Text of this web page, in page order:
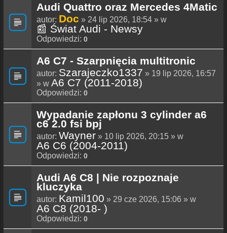
Audi Quattro oraz Mercedes 4Matic
autor: Doc » 24 lip 2026, 18:54 » w
📰 Świat Audi - Newsy
Odpowiedzi: 0
A6 C7 - Szarpnięcia multitronic
autor: Szarajeczko1337 » 19 lip 2026, 16:57
» w A6 C7 (2011-2018)
Odpowiedzi: 0
Wypadanie zapłonu 3 cylinder a6
c6 2.0 fsi bpj
autor: Wayner » 10 lip 2026, 20:15 » w
A6 C6 (2004-2011)
Odpowiedzi: 0
Audi A6 C8 | Nie rozpoznaje
kluczyka
autor: Kamil100 » 29 cze 2026, 15:06 » w
A6 C8 (2018- )
Odpowiedzi: 0